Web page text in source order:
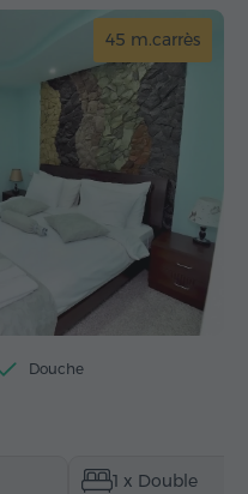
45 m.carrès
Douche
1 x Double